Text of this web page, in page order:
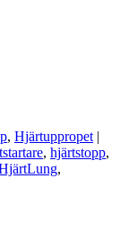
, Hjärtuppropet |
, hjärtstopp,
,